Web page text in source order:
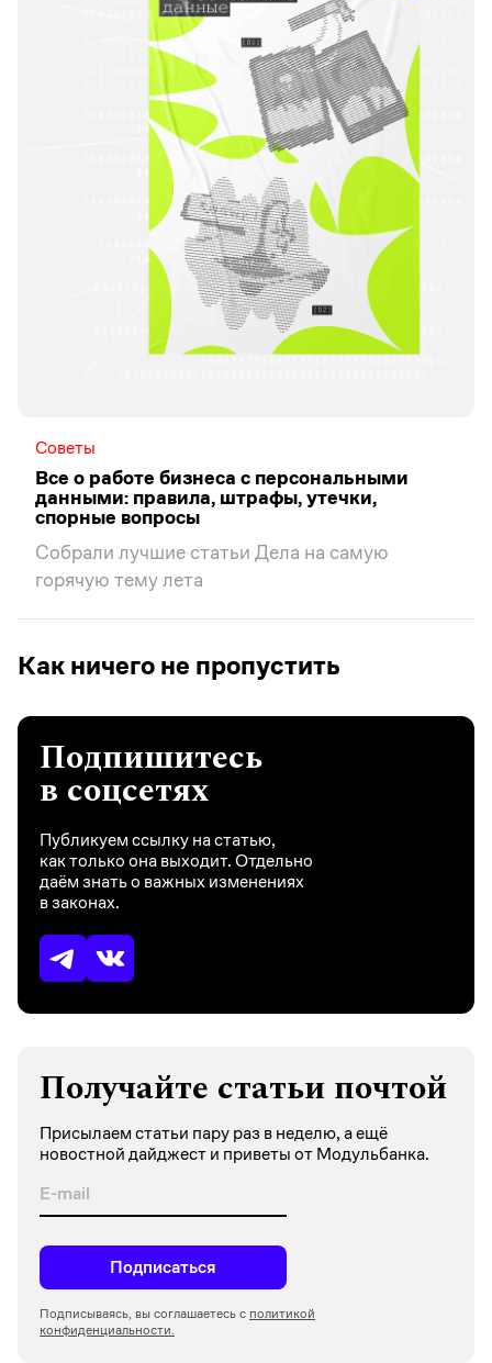
Советы
Все о работе бизнеса с персональными
данными: правила, штрафы, утечки,
спорные вопросы
Собрали лучшие статьи Дела на самую
горячую тему лета
Как ничего не пропустить
Подпишитесь
в соцсетях
Публикуем ссылку на статью,
как только она выходит. Отдельно
даём знать о важных изменениях
в законах.
Получайте статьи почтой
Присылаем статьи пару раз в неделю, а ещё
новостной дайджест и приветы от Модульбанка.
Подписаться
Подписываясь, вы соглашаетесь с политикой
конфиденциальности.